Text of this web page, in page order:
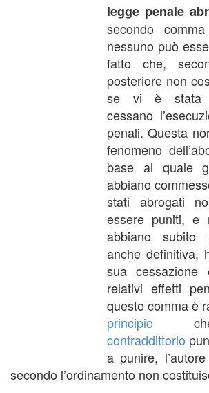
legge penale
secondo
nessuno può
fatto che,
posteriore non
se vi è
cessano
penali. Questa
fenomeno
base al quale
abbiano
stati abrogati
essere puniti, e
abbiano subito
anche definitiva,
sua
relativi effetti
questo comma è
principio che
contraddittorio
a punire,
secondo l’ordinamento non